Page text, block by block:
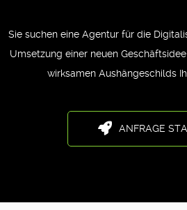
Sie suchen eine Agentur für die
Umsetzung einer neuen
wirksamen Aushängeschilds
ANFRAGE